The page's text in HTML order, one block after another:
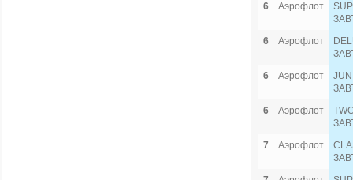
6
Аэрофлот
6
Аэрофлот
6
Аэрофлот
6
Аэрофлот
7
Аэрофлот